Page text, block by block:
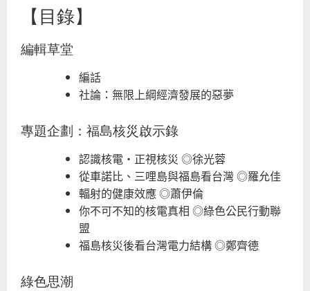
【目錄】
編輯草堂
編話
社論：無限上綱經濟發展的惡夢
專題企劃：福島核災啟示錄
認識核電‧正視核災 ◎徐光蓉
從車諾比、三哩島與福島看台灣 ◎羅允佳
輻射的健康效應 ◎蕭伊倫
你不可不知的核電真相 ◎綠色公民行動聯
盟
福島核災後看台灣電力結構 ◎鄭齊德
綠色思潮